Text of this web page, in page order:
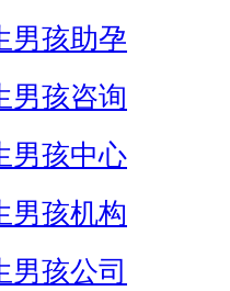
男孩助孕
男孩咨询
男孩中心
男孩机构
男孩公司